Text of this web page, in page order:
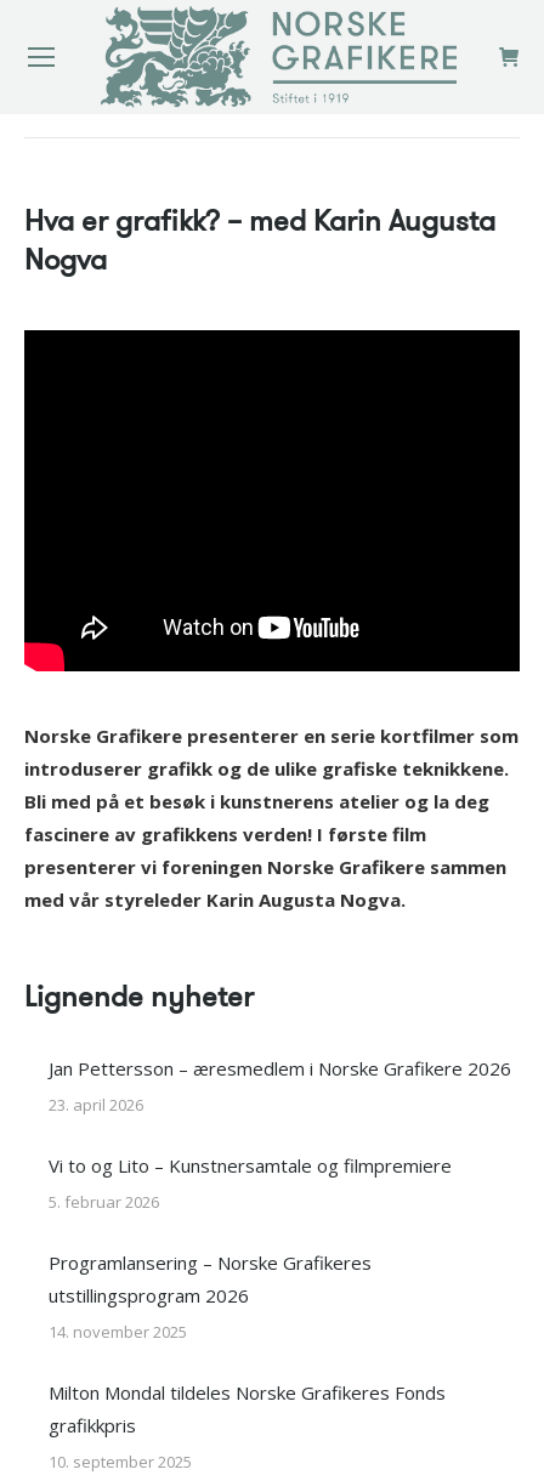
Hva er grafikk? – med Karin Augusta
Nogva
Norske Grafikere presenterer en serie kortfilmer som
introduserer grafikk og de ulike grafiske teknikkene.
Bli med på et besøk i kunstnerens atelier og la deg
fascinere av grafikkens verden! I første film
presenterer vi foreningen Norske Grafikere sammen
med vår styreleder Karin Augusta Nogva.
Lignende nyheter
Jan Pettersson – æresmedlem i Norske Grafikere 2026
23. april 2026
Vi to og Lito – Kunstnersamtale og filmpremiere
5. februar 2026
Programlansering – Norske Grafikeres
utstillingsprogram 2026
14. november 2025
Milton Mondal tildeles Norske Grafikeres Fonds
grafikkpris
10. september 2025